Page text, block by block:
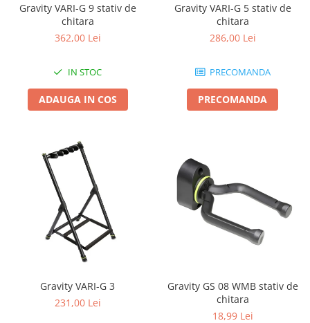
Gravity VARI-G 9 stativ de
chitara
362,00 Lei
IN STOC
ADAUGA IN COS
Gravity VARI-G 5 stativ de
chitara
286,00 Lei
PRECOMANDA
PRECOMANDA
Gravity VARI-G 3
231,00 Lei
Gravity GS 08 WMB stativ de
chitara
18,99 Lei